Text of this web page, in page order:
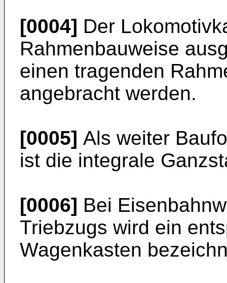
[0004] Der
Rahmenbauweise
einen tragenden
angebracht werden.
[0005] Als weiter
ist die integrale
[0006] Bei
Triebzugs wird ein
Wagenkasten